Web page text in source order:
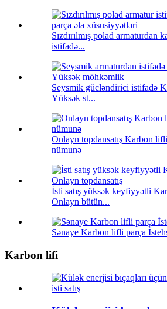
Sızdırılmış polad armaturdan
istifadə...
Seysmik gücləndirici istifadə
Yüksək st...
Onlayn topdansatış Karbon
nümunə
İsti satış yüksək keyfiyyətli
Onlayn bütün...
Sənaye Karbon lifli parça
Karbon lifi